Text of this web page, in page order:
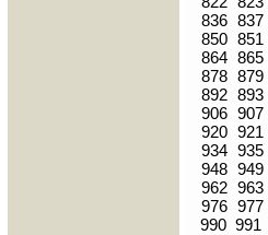
836 837
850 851
864 865
878 879
892 893
906 907
920 921
934 935
948 949
962 963
976 977
990 991